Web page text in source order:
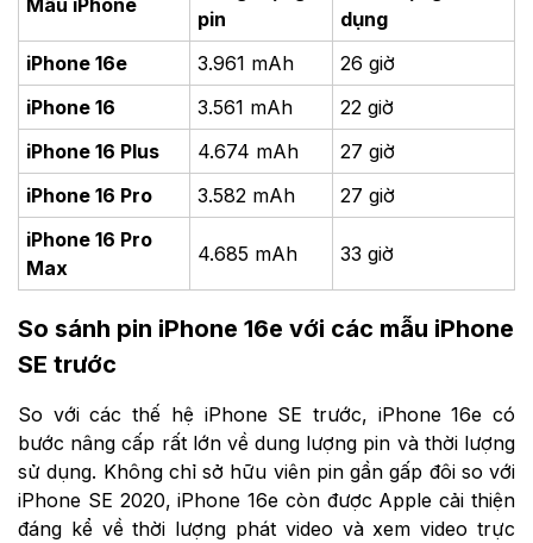
Mẫu iPhone
pin
dụng
iPhone 16e
3.961 mAh
26 giờ
iPhone 16
3.561 mAh
22 giờ
iPhone 16 Plus
4.674 mAh
27 giờ
iPhone 16 Pro
3.582 mAh
27 giờ
iPhone 16 Pro
Max
4.685 mAh 33 giờ
So sánh pin iPhone 16e với các mẫu iPhone
SE trước
So với các thế hệ iPhone SE trước, iPhone 16e có
bước nâng cấp rất lớn về dung lượng pin và thời lượng
sử dụng. Không chỉ sở hữu viên pin gần gấp đôi so với
iPhone SE 2020, iPhone 16e còn được Apple cải thiện
đáng kể về thời lượng phát video và xem video trực